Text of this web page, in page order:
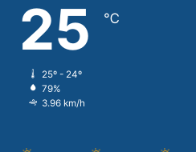
25 ℃
25º - 24º
79%
3.96 km/h